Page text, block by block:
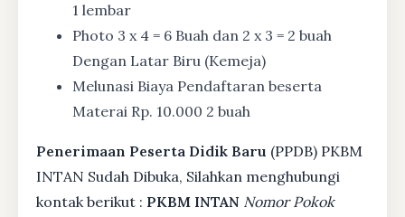
1 lembar
Photo 3 x 4 = 6 Buah dan 2 x 3 = 2 buah
Dengan Latar Biru (Kemeja)
Melunasi Biaya Pendaftaran beserta
Materai Rp. 10.000 2 buah
Penerimaan Peserta Didik Baru (PPDB) PKBM
INTAN Sudah Dibuka, Silahkan menghubungi
kontak berikut : PKBM INTAN Nomor Pokok